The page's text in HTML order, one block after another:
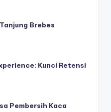
Brebes
Kunci Retensi
Pembersih Kaca